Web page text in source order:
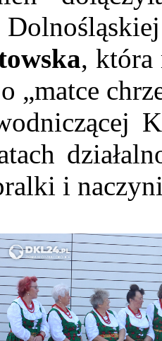
, która
„matce
i